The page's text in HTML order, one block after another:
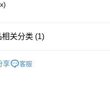
In-Store (3 working days, SMS
相关分类 (1)
享
客服